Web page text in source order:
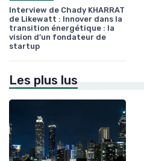
Interview de Chady KHARRAT
de Likewatt : Innover dans la
transition énergétique : la
vision d’un fondateur de
startup
Les plus lus